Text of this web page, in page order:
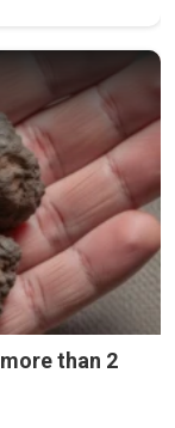
than 2